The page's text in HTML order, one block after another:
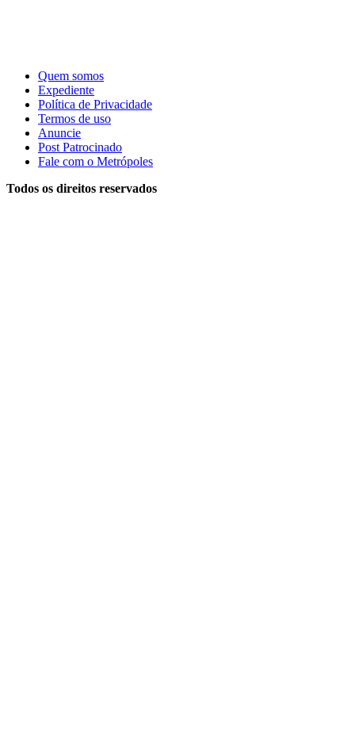
Quem somos
Expediente
Política de Privacidade
Termos de uso
Anuncie
Post Patrocinado
Fale com o Metrópoles
Todos os direitos reservados